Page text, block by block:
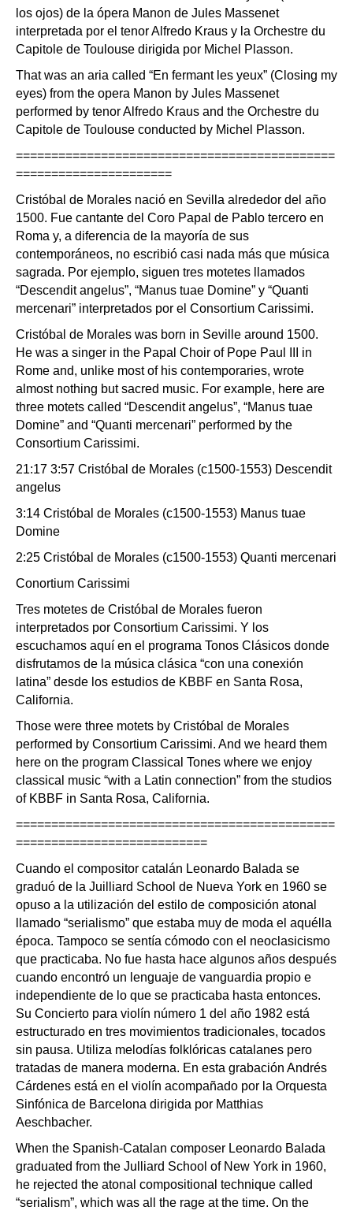
los ojos) de la ópera Manon de Jules Massenet
interpretada por el tenor Alfredo Kraus y la Orchestre du
Capitole de Toulouse dirigida por Michel Plasson.
That was an aria called “En fermant les yeux” (Closing my
eyes) from the opera Manon by Jules Massenet
performed by tenor Alfredo Kraus and the Orchestre du
Capitole de Toulouse conducted by Michel Plasson.
=============================================
======================
Cristóbal de Morales nació en Sevilla alrededor del año
1500. Fue cantante del Coro Papal de Pablo tercero en
Roma y, a diferencia de la mayoría de sus
contemporáneos, no escribió casi nada más que música
sagrada. Por ejemplo, siguen tres motetes llamados
“Descendit angelus”, “Manus tuae Domine” y “Quanti
mercenari” interpretados por el Consortium Carissimi.
Cristóbal de Morales was born in Seville around 1500.
He was a singer in the Papal Choir of Pope Paul III in
Rome and, unlike most of his contemporaries, wrote
almost nothing but sacred music. For example, here are
three motets called “Descendit angelus”, “Manus tuae
Domine” and “Quanti mercenari” performed by the
Consortium Carissimi.
21:17 3:57 Cristóbal de Morales (c1500-1553) Descendit
angelus
3:14 Cristóbal de Morales (c1500-1553) Manus tuae
Domine
2:25 Cristóbal de Morales (c1500-1553) Quanti mercenari
Conortium Carissimi
Tres motetes de Cristóbal de Morales fueron
interpretados por Consortium Carissimi. Y los
escuchamos aquí en el programa Tonos Clásicos donde
disfrutamos de la música clásica “con una conexión
latina” desde los estudios de KBBF en Santa Rosa,
California.
Those were three motets by Cristóbal de Morales
performed by Consortium Carissimi. And we heard them
here on the program Classical Tones where we enjoy
classical music “with a Latin connection” from the studios
of KBBF in Santa Rosa, California.
=============================================
===========================
Cuando el compositor catalán Leonardo Balada se
graduó de la Juilliard School de Nueva York en 1960 se
opuso a la utilización del estilo de composición atonal
llamado “serialismo” que estaba muy de moda el aquélla
época. Tampoco se sentía cómodo con el neoclasicismo
que practicaba. No fue hasta hace algunos años después
cuando encontró un lenguaje de vanguardia propio e
independiente de lo que se practicaba hasta entonces.
Su Concierto para violín número 1 del año 1982 está
estructurado en tres movimientos tradicionales, tocados
sin pausa. Utiliza melodías folklóricas catalanes pero
tratadas de manera moderna. En esta grabación Andrés
Cárdenes está en el violín acompañado por la Orquesta
Sinfónica de Barcelona dirigida por Matthias
Aeschbacher.
When the Spanish-Catalan composer Leonardo Balada
graduated from the Julliard School of New York in 1960,
he rejected the atonal compositional technique called
“serialism”, which was all the rage at the time. On the